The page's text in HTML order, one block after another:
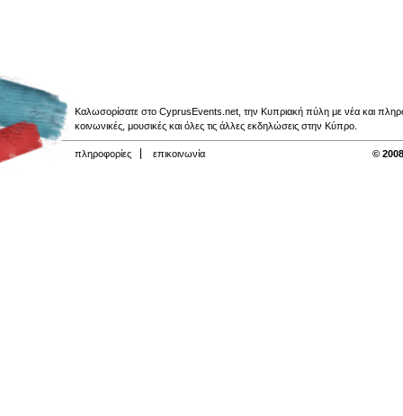
Καλωσορίσατε στο CyprusEvents.net, την Κυπριακή πύλη με νέα και
κοινωνικές, μουσικές και όλες τις άλλες εκδηλώσεις στην Κύπρο.
πληροφορίες επικοινωνία ©